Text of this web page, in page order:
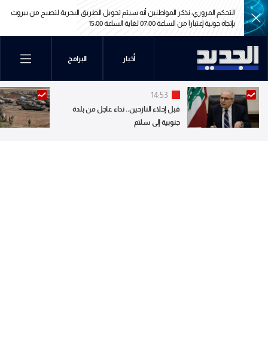
التحكم المروري: نذكر المواطنين أنه سيتم تحويل الطريق البحرية لتصبح من بيروت
بإتجاه جونية إعتبارا من الساعة 07:00 لغاية الساعة 15:00
التحكم المروري: نذكر المواطنين أنه سيتم تحويل الطريق البحرية لتصبح من بيروت
بإتجاه جونية إعتبارا من الساعة 07:00 لغاية الساعة 15:00
أخبار البرامج
14:53
قبل إخلاء النازحين.. نداء عاجل من بلدة
جنوبية إلى سلام